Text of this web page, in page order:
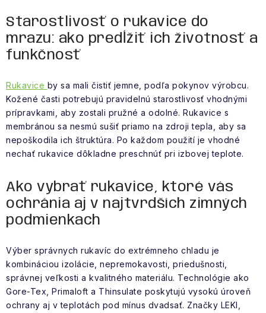
Starostlivosť o rukavice do
mrazu: ako predĺžiť ich životnosť a
funkčnosť
Rukavice by sa mali čistiť jemne, podľa pokynov výrobcu.
Kožené časti potrebujú pravidelnú starostlivosť vhodnými
prípravkami, aby zostali pružné a odolné. Rukavice s
membránou sa nesmú sušiť priamo na zdroji tepla, aby sa
nepoškodila ich štruktúra. Po každom použití je vhodné
nechať rukavice dôkladne preschnúť pri izbovej teplote.
Ako vybrať rukavice, ktoré vás
ochránia aj v najtvrdších zimných
podmienkach
Výber správnych rukavíc do extrémneho chladu je
kombináciou izolácie, nepremokavosti, priedušnosti,
správnej veľkosti a kvalitného materiálu. Technológie ako
Gore-Tex, Primaloft a Thinsulate poskytujú vysokú úroveň
ochrany aj v teplotách pod mínus dvadsať. Značky LEKI,